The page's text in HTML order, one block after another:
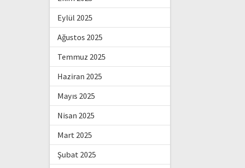
Eylül 2025
Ağustos 2025
Temmuz 2025
Haziran 2025
Mayıs 2025
Nisan 2025
Mart 2025
Şubat 2025